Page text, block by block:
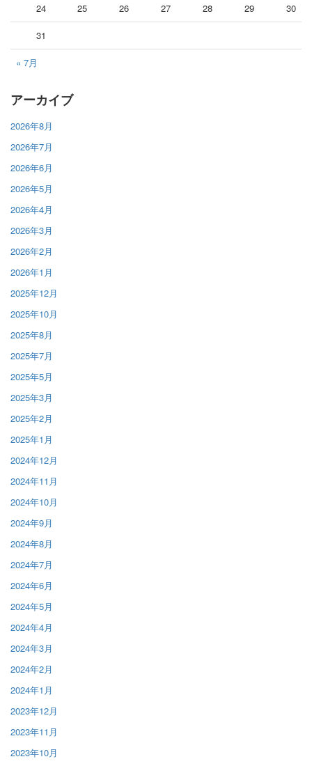
« 7月
24 25 26 27 28 29 30
31
アーカイブ
2026年8月
2026年7月
2026年6月
2026年5月
2026年4月
2026年3月
2026年2月
2026年1月
2025年12月
2025年10月
2025年8月
2025年7月
2025年5月
2025年3月
2025年2月
2025年1月
2024年12月
2024年11月
2024年10月
2024年9月
2024年8月
2024年7月
2024年6月
2024年5月
2024年4月
2024年3月
2024年2月
2024年1月
2023年12月
2023年11月
2023年10月